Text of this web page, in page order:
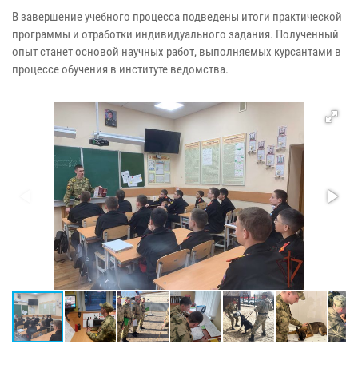
В завершение учебного процесса подведены итоги практической
программы и отработки индивидуального задания. Полученный
опыт станет основой научных работ, выполняемых курсантами в
процессе обучения в институте ведомства.